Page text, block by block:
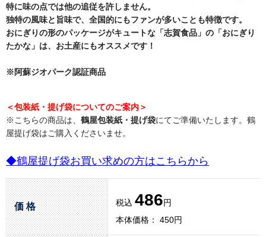
特に味の点では他の追従を許しません。
独特の風味と旨味で、全国的にもファンが多いことも特徴です。
おにぎりの形のパッケージがキュートな「志賀食品」の「おにぎり
たかな」は、お土産にもオススメです！
※阿蘇ジオパーク認証商品
＜包装紙・提げ袋についてのご案内＞
※こちらの商品は、 鶴屋包装紙・提げ袋にてご準備いたします。鶴
屋提げ袋はご購入くださいませ。
◆鶴屋提げ袋お買い求めの方はこちらから
価 格 税込 486円
本体価格： 450円